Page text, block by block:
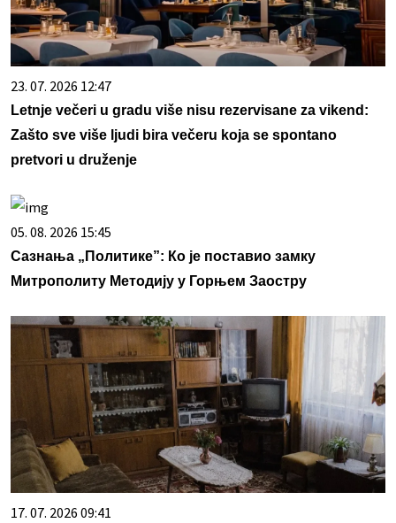
23. 07. 2026 12:47
Letnje večeri u gradu više nisu rezervisane za vikend:
Zašto sve više ljudi bira večeru koja se spontano
pretvori u druženje
05. 08. 2026 15:45
Сазнања „Политике”: Ко је поставио замку
Митрополиту Методију у Горњем Заостру
17. 07. 2026 09:41